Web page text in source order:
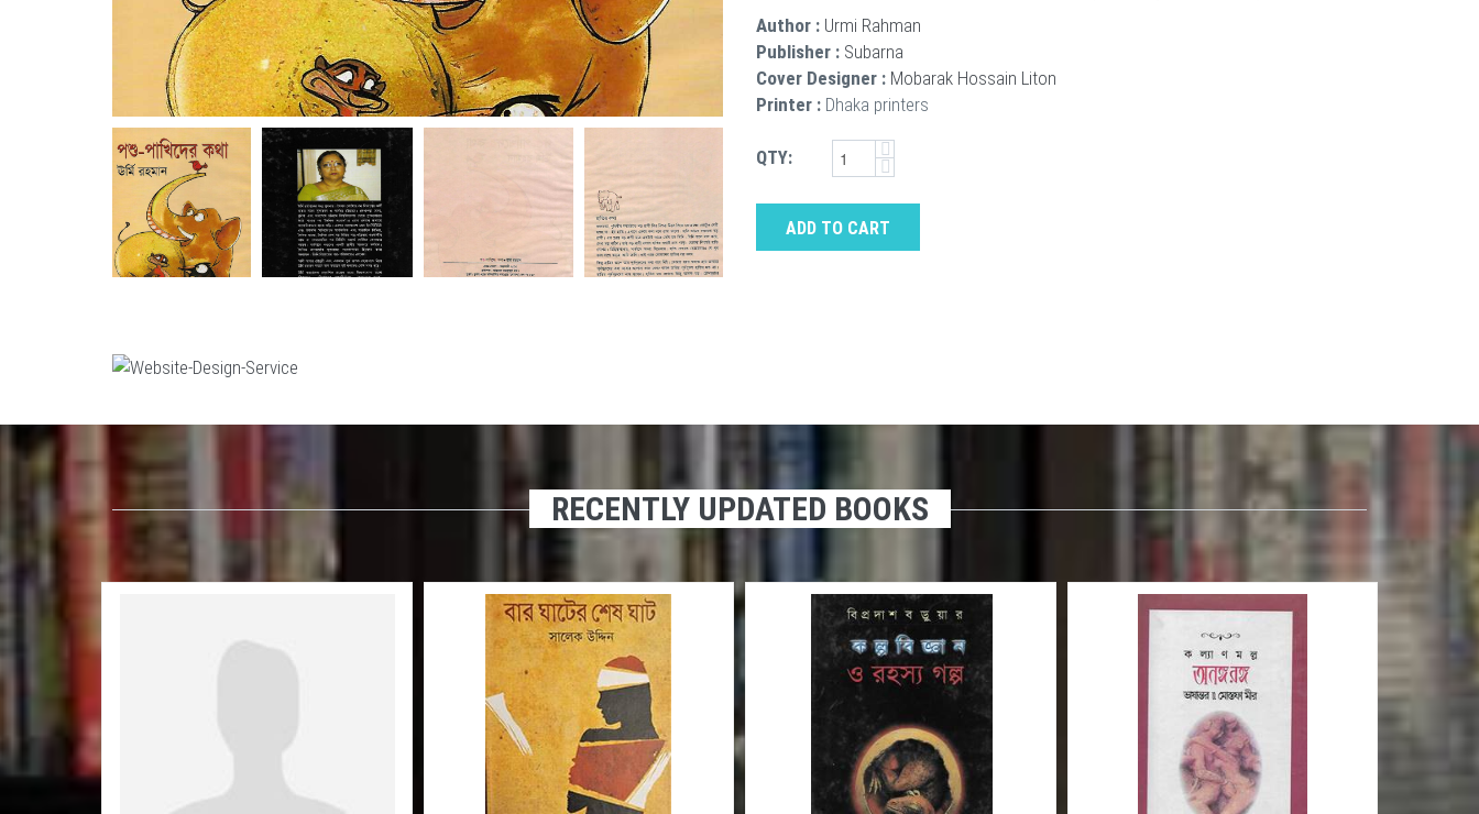
Author : Urmi Rahman
Publisher : Subarna
Cover Designer : Mobarak Hossain Liton
Printer : Dhaka printers
QTY:
ADD TO CART
RECENTLY UPDATED BOOKS